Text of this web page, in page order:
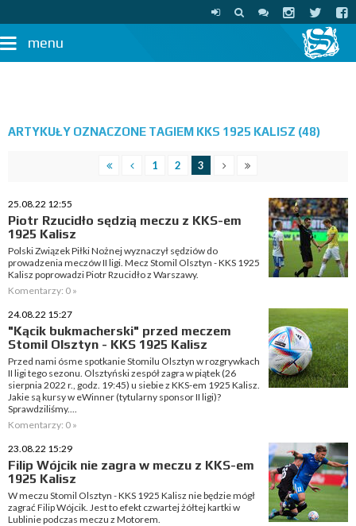
menu
ARTYKUŁY OZNACZONE TAGIEM KKS 1925 KALISZ (48)
1 2 3
25.08.22 12:55
Piotr Rzucidło sędzią meczu z KKS-em
1925 Kalisz
Polski Związek Piłki Nożnej wyznaczył sędziów do
prowadzenia meczów II ligi. Mecz Stomil Olsztyn - KKS 1925
Kalisz poprowadzi Piotr Rzucidło z Warszawy.
Komentarzy: 0 »
24.08.22 15:27
"Kącik bukmacherski" przed meczem
Stomil Olsztyn - KKS 1925 Kalisz
Przed nami ósme spotkanie Stomilu Olsztyn w rozgrywkach
II ligi tego sezonu. Olsztyński zespół zagra w piątek (26
sierpnia 2022 r., godz. 19:45) u siebie z KKS-em 1925 Kalisz.
Jakie są kursy w eWinner (tytularny sponsor II ligi)?
Sprawdziliśmy....
Komentarzy: 0 »
23.08.22 15:29
Filip Wójcik nie zagra w meczu z KKS-em
1925 Kalisz
W meczu Stomil Olsztyn - KKS 1925 Kalisz nie będzie mógł
zagrać Filip Wójcik. Jest to efekt czwartej żółtej kartki w
Lublinie podczas meczu z Motorem.